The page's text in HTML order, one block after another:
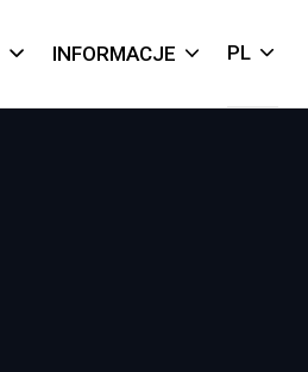
INFORMACJE PL